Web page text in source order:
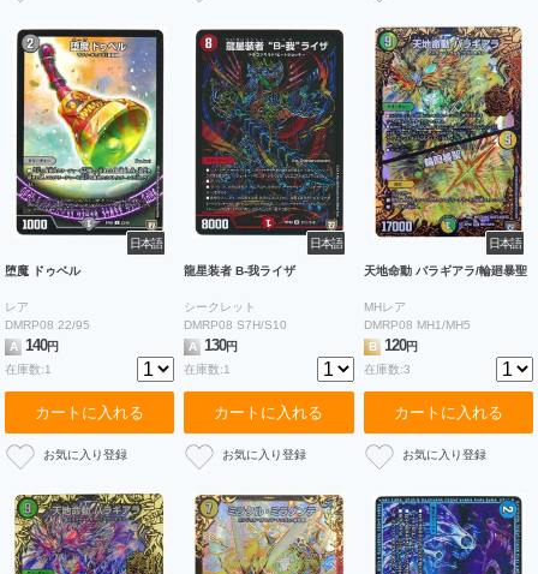
日本語
堕魔 ドゥベル
レア
DMRP08 22/95
A
140円
在庫数:1
カートに入れる
日本語
龍星装者 B-我ライザ
シークレット
DMRP08 S7H/S10
A
130円
在庫数:1
カートに入れる
日本語
天地命動 バラギアラ/輪廻暴聖
MHレア
DMRP08 MH1/MH5
B 120円
在庫数:3
カートに入れる